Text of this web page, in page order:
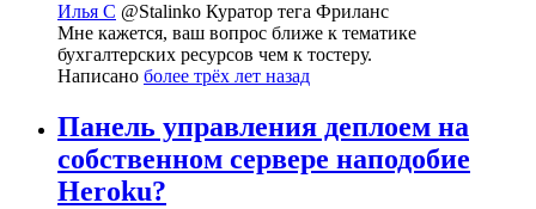
Илья С @Stalinko Куратор тега Фриланс
Мне кажется, ваш вопрос ближе к тематике
бухгалтерских ресурсов чем к тостеру.
Написано более трёх лет назад
Панель управления деплоем на
собственном сервере наподобие
Heroku?